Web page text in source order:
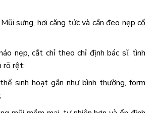
sưng, hơi căng tức và cần đeo nẹp cố
nẹp, cắt chỉ theo chỉ định bác sĩ, tình
rõ rệt;
sinh hoạt gần như bình thường, form